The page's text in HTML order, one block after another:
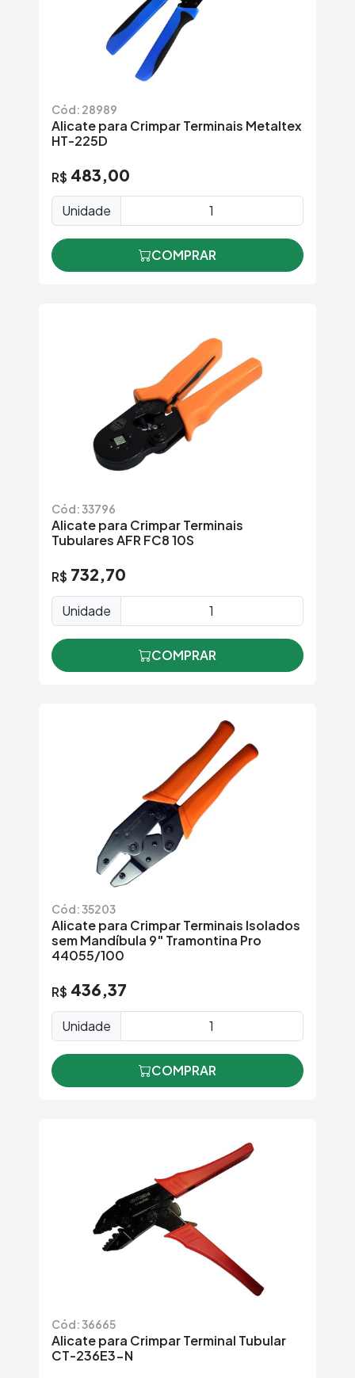
Cód: 28989
Alicate para Crimpar Terminais Metaltex
HT-225D
R$ 483,00
Unidade
COMPRAR
Cód: 33796
Alicate para Crimpar Terminais
Tubulares AFR FC8 10S
R$ 732,70
Unidade
COMPRAR
Cód: 35203
Alicate para Crimpar Terminais Isolados
sem Mandíbula 9" Tramontina Pro
44055/100
R$ 436,37
Unidade
COMPRAR
Cód: 36665
Alicate para Crimpar Terminal Tubular
CT-236E3-N